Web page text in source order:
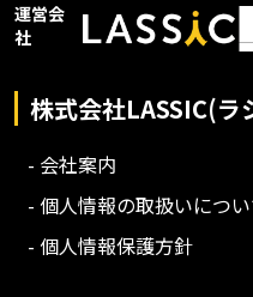
運営会
社
株式会社LASSIC(ラ
- 会社案内
- 個人情報の取扱いにつ
- 個人情報保護方針